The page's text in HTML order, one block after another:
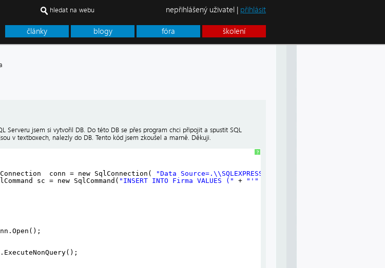
články blogy fóra školení
hledat na webu nepřihlášený uživatel | přihlásit
Serveru jsem si vytvořil DB. Do této DB se přes program chci připojit a spustit SQL
v textboxech, nalezly do DB. Tento kód jsem zkoušel a marně. Děkuji.
?
conn = new SqlConnection(
"Data
sc = new SqlCommand( "INSERT INTO Firma VALUES (" + "'"